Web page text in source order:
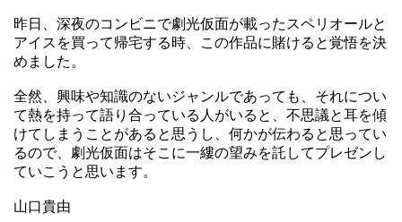
昨日、深夜のコンビニで劇光仮面が載ったスペリオールと
アイスを買って帰宅する時、この作品に賭けると覚悟を決
めました。
全然、興味や知識のないジャンルであっても、それについ
て熱を持って語り合っている人がいると、不思議と耳を傾
けてしまうことがあると思うし、何かが伝わると思ってい
るので、劇光仮面はそこに一縷の望みを託してプレゼンし
ていこうと思います。
山口貴由